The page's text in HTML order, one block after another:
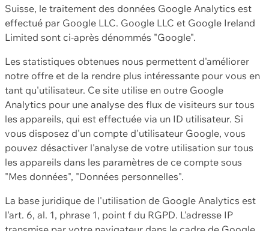
Suisse, le traitement des données Google Analytics est
effectué par Google LLC. Google LLC et Google Ireland
Limited sont ci-après dénommés "Google".
Les statistiques obtenues nous permettent d'améliorer
notre offre et de la rendre plus intéressante pour vous en
tant qu'utilisateur. Ce site utilise en outre Google
Analytics pour une analyse des flux de visiteurs sur tous
les appareils, qui est effectuée via un ID utilisateur. Si
vous disposez d'un compte d'utilisateur Google, vous
pouvez désactiver l'analyse de votre utilisation sur tous
les appareils dans les paramètres de ce compte sous
"Mes données", "Données personnelles".
La base juridique de l'utilisation de Google Analytics est
l'art. 6, al. 1, phrase 1, point f du RGPD. L'adresse IP